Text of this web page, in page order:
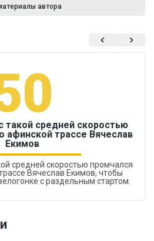
автора
такой средней скоростью
афинской трассе Вячеслав
Екимов
средней скоростью промчался
Вячеслав Екимов, чтобы
с раздельным стартом.